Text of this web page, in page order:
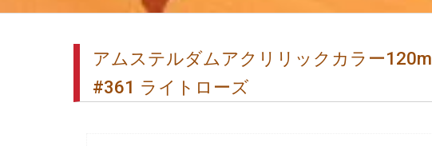
アムステルダムアクリリックカラー120ml
#361 ライトローズ